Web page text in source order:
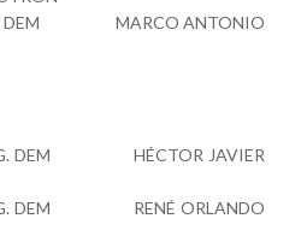
DEM MARCO ANTONIO
DEM HÉCTOR JAVIER
DEM RENÉ ORLANDO